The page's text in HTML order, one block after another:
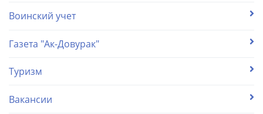
Воинский учет
Газета "Ак-Довурак"
Туризм
Вакансии